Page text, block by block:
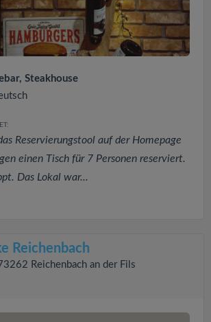
Steakhouse
Reservierungstool auf der Homepage
einen Tisch für 7 Personen reserviert.
Das Lokal war...
Reichenbach
Reichenbach an der Fils